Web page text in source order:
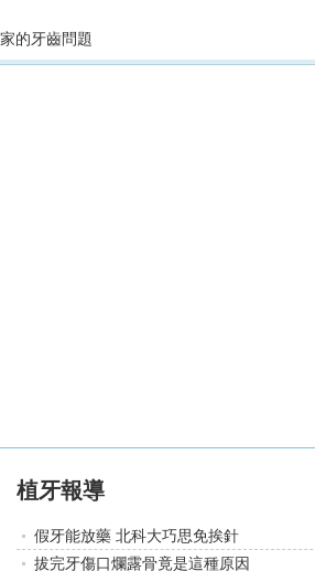
的牙齒問題
植牙報導
假牙能放藥 北科大巧思免挨針
拔完牙傷口爛露骨竟是這種原因